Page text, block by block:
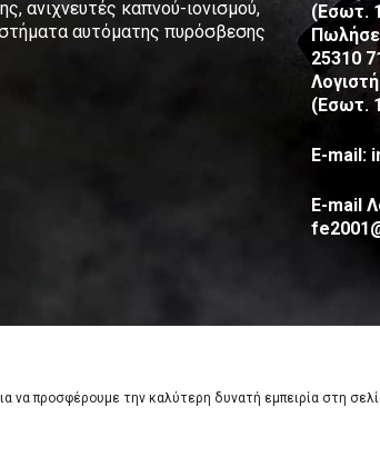
να προσφέρουμε την καλύτερη δυνατή εμπειρία στη
ανιχνευτές καπνού-ιονισμού,
αυτόματης πυρόσβεσης
(Εσωτ.
25310
(Εσωτ.
E-mail:
E-mail
είδη - Πυροσβεστήρες Κομοτηνή Ροδόπη